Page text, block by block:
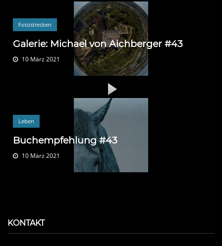
Fotostrecken
Galerie: Michael von Aichberger #43
10 März 2021
Leben
Buchempfehlung #43
10 März 2021
KONTAKT